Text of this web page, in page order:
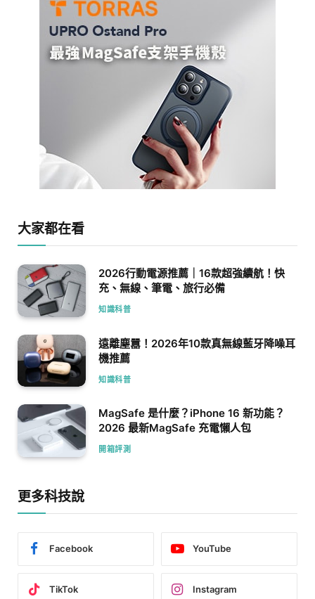
大家都在看
2026行動電源推薦｜16款超強續航！快
充、無線、筆電、旅行必備
知識科普
遠離塵囂！2026年10款真無線藍牙降噪耳
機推薦
知識科普
MagSafe 是什麼？iPhone 16 新功能？
2026 最新MagSafe 充電懶人包
開箱評測
更多科技說
Facebook YouTube
TikTok Instagram